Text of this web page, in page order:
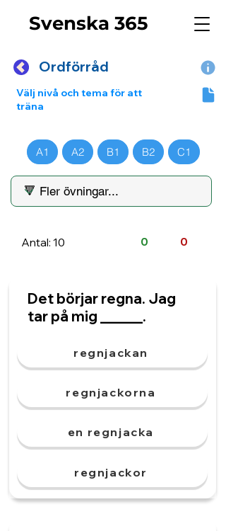
Svenska 365
Ordförråd
Välj nivå och tema för att
träna
A1 A2 B1 B2 C1
Antal: 10 0 0
Det börjar regna. Jag
tar på mig ______.
regnjackan
regnjackorna
en regnjacka
regnjackor